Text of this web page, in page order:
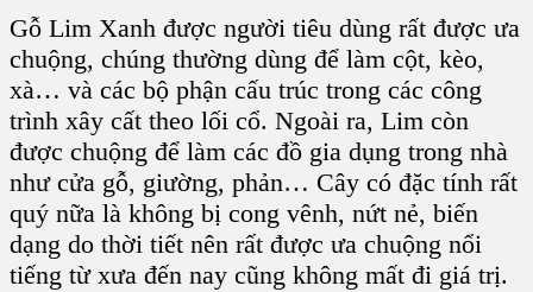
Gỗ Lim Xanh được người tiêu dùng rất được ưa
chuộng, chúng thường dùng để làm cột, kèo,
xà… và các bộ phận cấu trúc trong các công
trình xây cất theo lối cổ. Ngoài ra, Lim còn
được chuộng để làm các đồ gia dụng trong nhà
như cửa gỗ, giường, phản… Cây có đặc tính rất
quý nữa là không bị cong vênh, nứt nẻ, biến
dạng do thời tiết nên rất được ưa chuộng nổi
tiếng từ xưa đến nay cũng không mất đi giá trị.